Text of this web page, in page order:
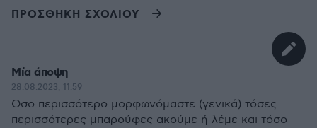
ΠΡΟΣΘΗΚΗ ΣΧΟΛΙΟΥ
Μία άποψη
28.08.2023, 11:59
Οσο περισσότερο μορφωνόμαστε (γενικά) τόσες
περισσότερες μπαρούφες ακούμε ή λέμε και τόσο